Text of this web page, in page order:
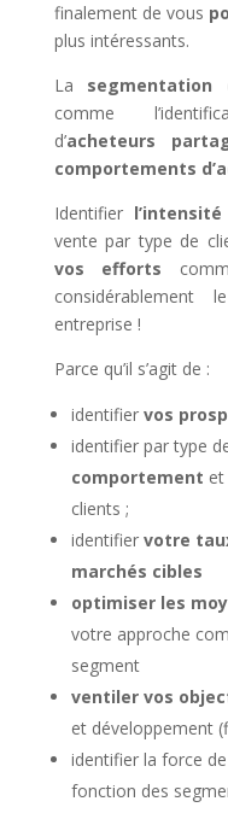
finalement de vous
plus intéressants.
La segmentation
comme
d’acheteurs
comportements
Identifier
vente par type de
vos efforts
entreprise !
Parce qu’il s’agit de :
identifier vos
identifier par type
comportement
clients ;
identifier votre
marchés cibles
optimiser les
votre approche
segment
ventiler vos
et développement
identifier la force
fonction des